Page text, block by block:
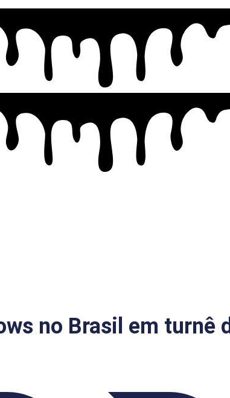
no Brasil em turnê